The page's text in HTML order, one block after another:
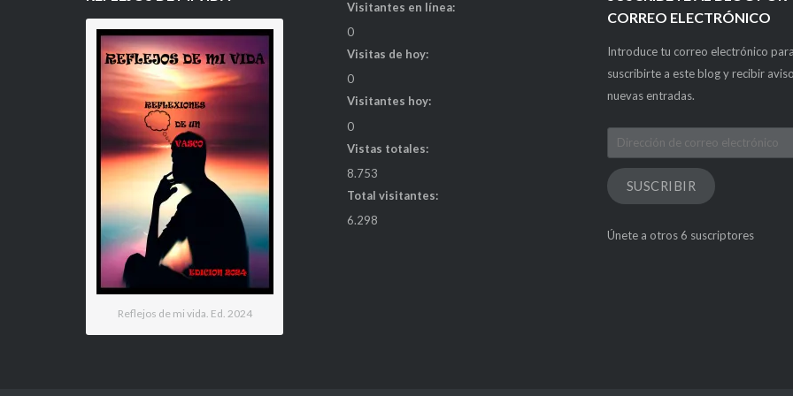
Reflejos de mi vida. Ed. 2024
Visitantes en línea:
0
Visitas de hoy:
0
Visitantes hoy:
0
Vistas totales:
8.753
Total visitantes:
6.298
CORREO ELECTRÓNICO
Introduce tu correo electrónico para
suscribirte a este blog y recibir
nuevas entradas.
Dirección
de
correo
electrónico
SUSCRIBIR
Únete a otros 6 suscriptores